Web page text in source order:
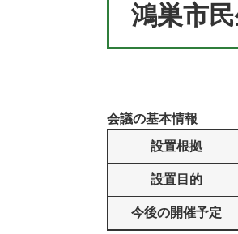
鴻巣市
会議の基本情報
設置根拠
設置目的
今後の開催予定